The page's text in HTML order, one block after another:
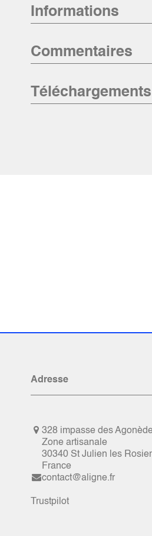
Informations
Commentaires
Téléchargements
Adresse
328 impasse des
Zone artisanale
30340 St Julien les
France
contact@aligne.fr
Trustpilot